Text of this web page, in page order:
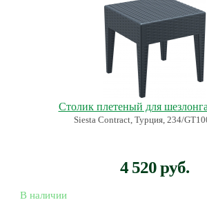
Столик плетеный для
Siesta Contract, Турция, 234/
4 520 руб.
В наличии